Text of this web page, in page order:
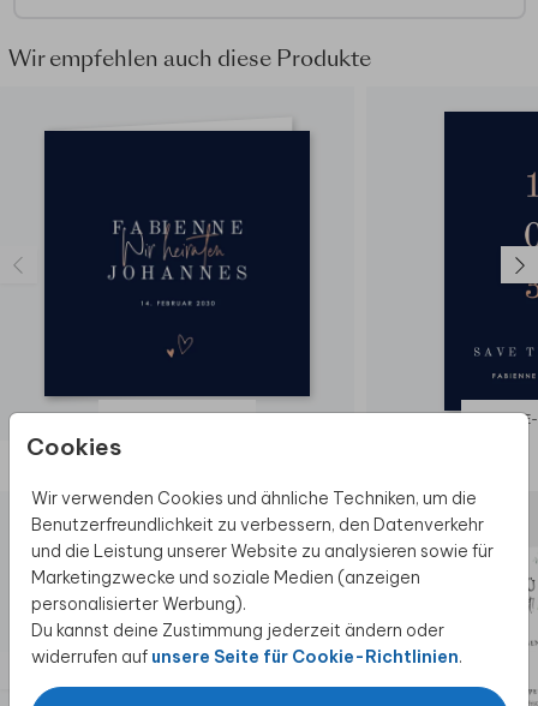
Cookies
Wir verwenden Cookies und ähnliche Techniken, um die
Benutzerfreundlichkeit zu verbessern, den Datenverkehr
und die Leistung unserer Website zu analysieren sowie für
Marketingzwecke und soziale Medien (anzeigen
personalisierter Werbung).
Du kannst deine Zustimmung jederzeit ändern oder
widerrufen auf unsere Seite für Cookie-Richtlinien.
Wir empfehlen auch diese Produkte
SAVE-